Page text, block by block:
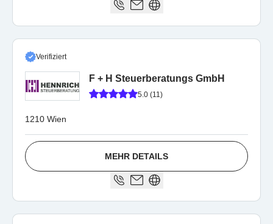
Verifiziert
F + H Steuerberatungs GmbH
5.0 (11)
1210 Wien
MEHR DETAILS